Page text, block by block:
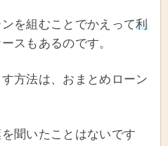
を組むことでかえって利
スもあるのです。
方法は、おまとめローン
聞いたことはないです